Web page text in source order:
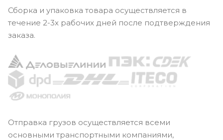
Сборка и упаковка товара осуществляется в
течение 2-3х рабочих дней после подтверждения
заказа.
Отправка грузов осуществляется всеми
основными транспортными компаниями,